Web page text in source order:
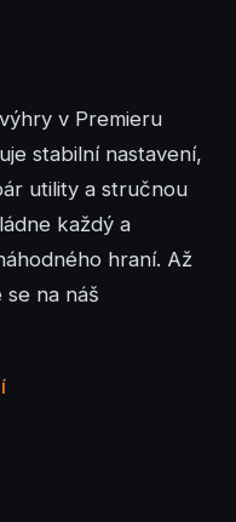
v Premieru
stabilní nastavení,
utility a stručnou
každý a
hraní. Až
na náš